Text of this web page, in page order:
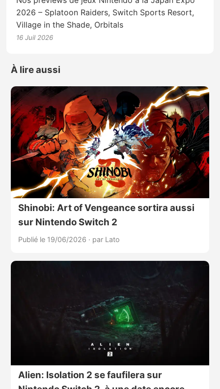
2026 – Splatoon Raiders, Switch Sports Resort,
Village in the Shade, Orbitals
16 Juil 2026
À lire aussi
Shinobi: Art of Vengeance sortira aussi
sur Nintendo Switch 2
Publié le 19/06/2026 · par Lato
Alien: Isolation 2 se faufilera sur